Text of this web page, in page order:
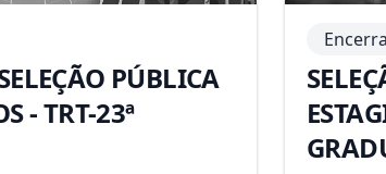
PÚBLICA
- TRT-23ª